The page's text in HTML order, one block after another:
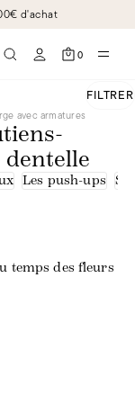
d'achat
0
FILTRER
avec armatures
dentelle
Les push-ups
temps des fleurs